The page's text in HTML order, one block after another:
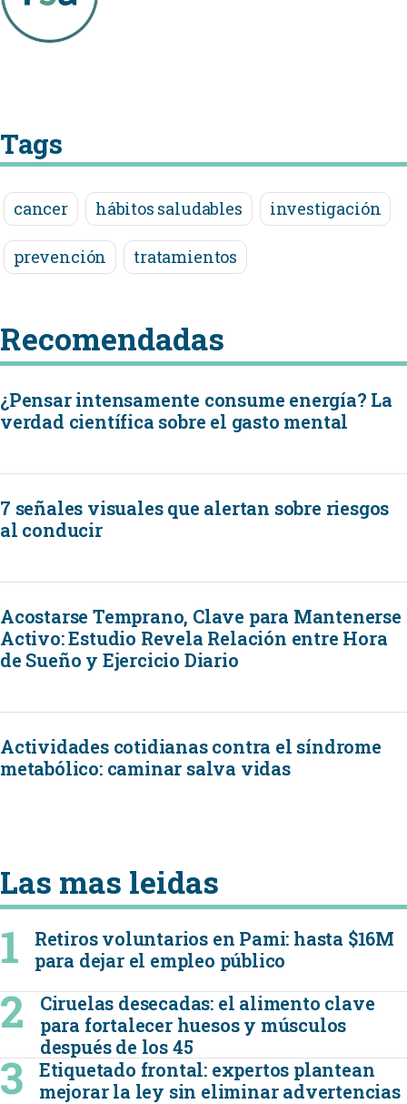
Tags
cancer hábitos saludables investigación
prevención tratamientos
Recomendadas
¿Pensar intensamente consume energía? La
verdad científica sobre el gasto mental
7 señales visuales que alertan sobre riesgos
al conducir
Acostarse Temprano, Clave para Mantenerse
Activo: Estudio Revela Relación entre Hora
de Sueño y Ejercicio Diario
Actividades cotidianas contra el síndrome
metabólico: caminar salva vidas
Las mas leidas
Retiros voluntarios en Pami: hasta $16M
para dejar el empleo público
Ciruelas desecadas: el alimento clave
para fortalecer huesos y músculos
después de los 45
Etiquetado frontal: expertos plantean
mejorar la ley sin eliminar advertencias